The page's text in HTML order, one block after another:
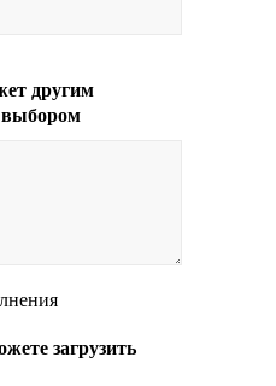
другим
выбором
загрузить